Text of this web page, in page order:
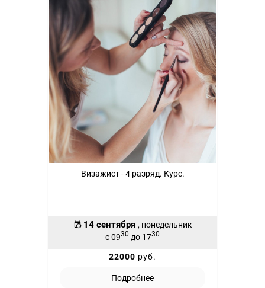
Визажист - 4 разряд. Курс.
14 сентября , понедельник
с 0930 до 1730
22000 руб.
Подробнее